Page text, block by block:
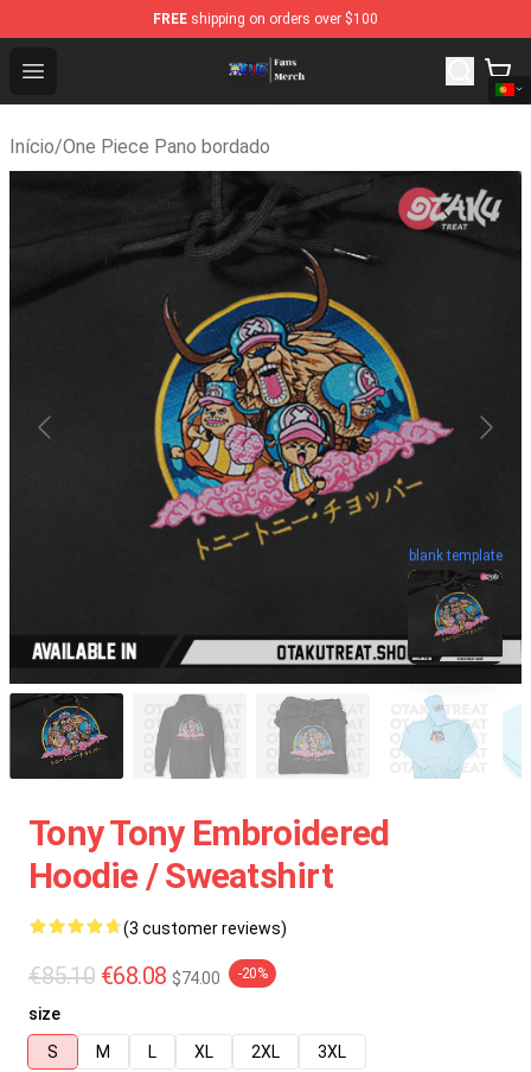
FREE shipping on orders over $100
Open menu
One Piece Store - Official One Piece Merchandise Shop
Início/One Piece Pano bordado
blank template
Tony Tony Embroidered
Hoodie / Sweatshirt
(3 customer reviews)
€85.10 €68.08 $74.00 -20%
size
S
M L XL 2XL
3XL